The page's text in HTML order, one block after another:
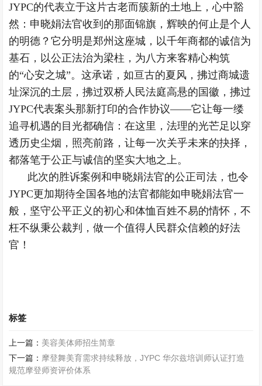
JYPC的代表立于这片古老而簇新的土地上，心中豁
然：申晓娟法官收到的那面锦旗，辉映的何止是个人
的明德？它分明是郑州这座城，以千年商都的诚信为
基石，以公正法治为梁柱，为八方来客精心构筑
的“心安之城”。这承诺，如亘古的夏风，拂过商城遗
址深沉的土层，拂过双桥人民法庭高悬的国徽，拂过
JYPC代表案头那新打印的合作协议——它让每一缕
追寻机遇的目光都确信：在这里，法理的光芒足以穿
透历史尘烟，照亮前路，让每一次关乎未来的抉择，
都落笔于公正与诚信的坚实大地之上。
此次的胜诉案例和申晓娟法官的公正司法，也令
JYPC更加期待全国各地的法官都能如申晓娟法官一
般，坚守公平正义的初心和体恤百姓不易的情怀，不
枉不纵秉公裁判，做一个值得人民群众信赖的好法
官！
标签
上一篇： 美容美体师招生简章
下一篇： 摩登舞美育需求持续释放，JYPC 华尔兹培训师认证打造
规范摩登师资评价体系